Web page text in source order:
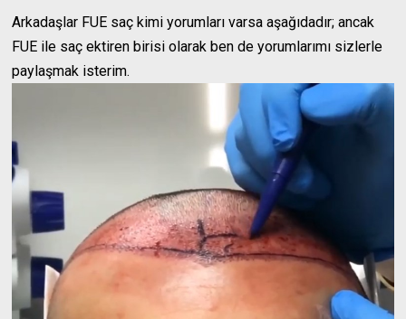
Arkadaşlar FUE saç kimi yorumları varsa aşağıdadır; ancak
FUE ile saç ektiren birisi olarak ben de yorumlarımı sizlerle
paylaşmak isterim.